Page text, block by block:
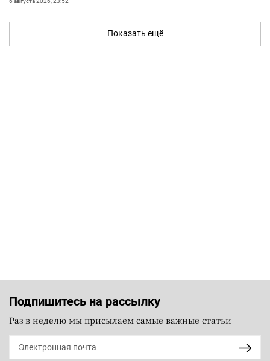
Показать ещё
Подпишитесь на рассылку
Раз в неделю мы присылаем самые важные статьи